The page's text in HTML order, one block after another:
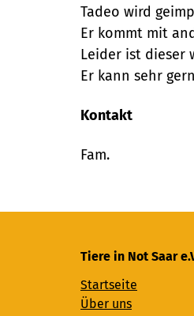
Tadeo wird
Er kommt mit
Leider ist dieser
Er kann sehr
Kontakt
Fam.
Tiere in Not Saar
Startseite
Über uns